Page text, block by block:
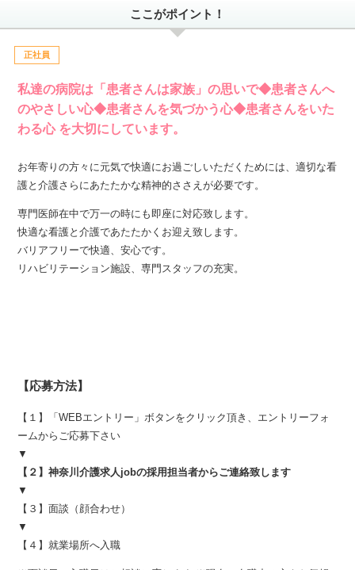
ここがポイント！
正社員
私達の病院は「患者さんは家族」の思いで◆患者さんへ
のやさしい心◆患者さんを気づかう心◆患者さんをいた
わる心 を大切にしています。
お年寄りの方々に元気で快適にお過ごしいただくためには、適切な看
護と介護さらにあたたかな精神的ささえが必要です。
専門医師在中で万一の時にも即座に対応致します。
快適な看護と介護であたたかくお迎え致します。
バリアフリーで快適、安心です。
リハビリテーション施設、専門スタッフの充実。
【応募方法】
【１】「WEBエントリー」ボタンをクリック頂き、エントリーフォ
ームからご応募下さい
▼
【２】神奈川介護求人jobの採用担当者からご連絡致します
▼
【３】面談（顔合わせ）
▼
【４】就業場所へ入職